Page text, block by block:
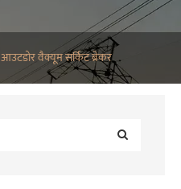
आउटडोर वैक्यूम सर्किट ब्रेकर